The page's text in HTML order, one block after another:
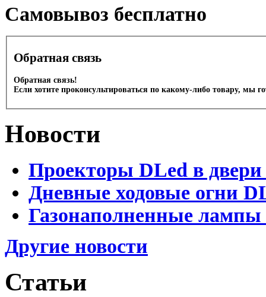
Cамовывоз бесплатно
Обратная связь
Обратная связь!
Если хотите проконсультироваться по какому-либо товару, мы
Новости
Проекторы DLed в
Дневные ходовые огни
Газонаполненные
Другие новости
Статьи